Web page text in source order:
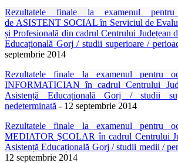
Rezultatele finale la examenul pentru
de ASISTENT SOCIAL în Serviciul de
și Profesională din cadrul Centrului Județean
Educațională Gorj / studii superioare /
septembrie 2014
Rezultatele finale la examenul pentru
INFORMATICIAN în cadrul Centrului
Asistență Educațională Gorj / studii
nedeterminată - 12 septembrie 2014
Rezultatele finale la examenul pentru
MEDIATOR ŞCOLAR în cadrul Centrului
Asistență Educațională Gorj / studii medii /
12 septembrie 2014